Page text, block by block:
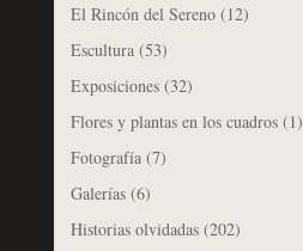
El Rincón del Sereno(12)
Escultura(53)
Exposiciones(32)
Flores y plantas en los cuadros(1)
Fotografía(7)
Galerías(6)
Historias olvidadas(202)